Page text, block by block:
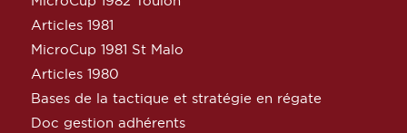
Articles 1981
MicroCup 1981 St Malo
Articles 1980
Bases de la tactique et stratégie en régate
Doc gestion adhérents